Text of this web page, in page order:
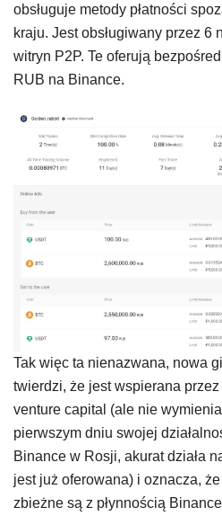
obsługuje metody płatności
kraju. Jest obsługiwany przez 6
witryn P2P. Te oferują
RUB na Binance.
Tak więc ta nienazwana, nowa
twierdzi, że jest wspierana
venture capital (ale nie
pierwszym dniu swojej
Binance w Rosji, akurat działa
jest już oferowana) i oznacza,
zbieżne są z płynnością